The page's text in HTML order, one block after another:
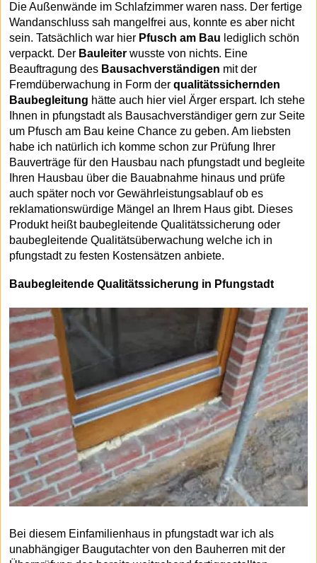
Die Außenwände im Schlafzimmer waren nass. Der fertige
Wandanschluss sah mangelfrei aus, konnte es aber nicht
sein. Tatsächlich war hier Pfusch am Bau lediglich schön
verpackt. Der Bauleiter wusste von nichts. Eine
Beauftragung des Bausachverständigen mit der
Fremdüberwachung in Form der qualitätssichernden
Baubegleitung hätte auch hier viel Ärger erspart. Ich stehe
Ihnen in pfungstadt als Bausachverständiger gern zur Seite
um Pfusch am Bau keine Chance zu geben. Am liebsten
habe ich natürlich ich komme schon zur Prüfung Ihrer
Bauverträge für den Hausbau nach pfungstadt und begleite
Ihren Hausbau über die Bauabnahme hinaus und prüfe
auch später noch vor Gewährleistungsablauf ob es
reklamationswürdige Mängel an Ihrem Haus gibt. Dieses
Produkt heißt baubegleitende Qualitätssicherung oder
baubegleitende Qualitätsüberwachung welche ich in
pfungstadt zu festen Kostensätzen anbiete.
Baubegleitende Qualitätssicherung in Pfungstadt
Bei diesem Einfamilienhaus in pfungstadt war ich als
unabhängiger Baugutachter von den Bauherren mit der